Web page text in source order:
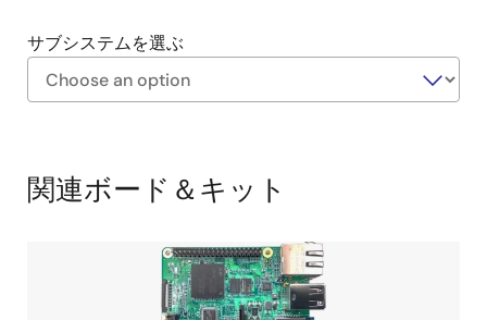
サブシステムを選ぶ
Diagram
関連ボード＆キット